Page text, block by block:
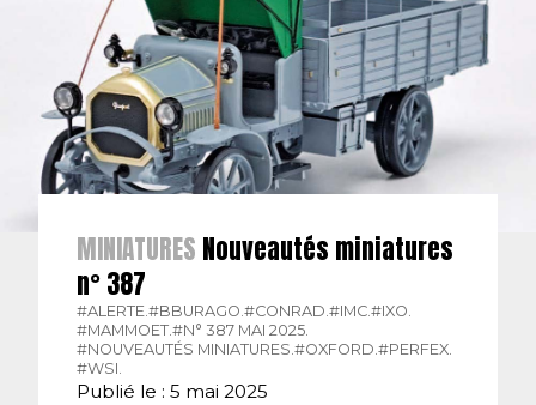
MINIATURES Nouveautés miniatures
n° 387
#ALERTE.#BBURAGO.#CONRAD.#IMC.#IXO.
#MAMMOET.#N° 387 MAI 2025.
#NOUVEAUTÉS MINIATURES.#OXFORD.#PERFEX.
#WSI.
Publié le : 5 mai 2025